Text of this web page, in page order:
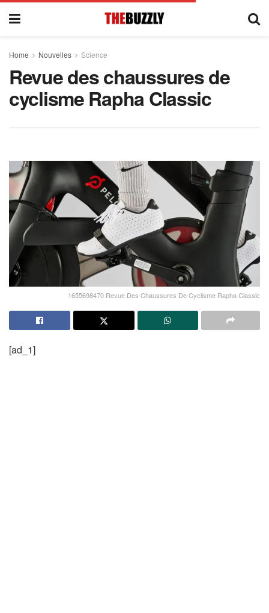
Home Nouvelles Science
Revue des chaussures de
cyclisme Rapha Classic
1655698470 Revue Des Chaussures De Cyclisme Rapha Classic
[ad_1]